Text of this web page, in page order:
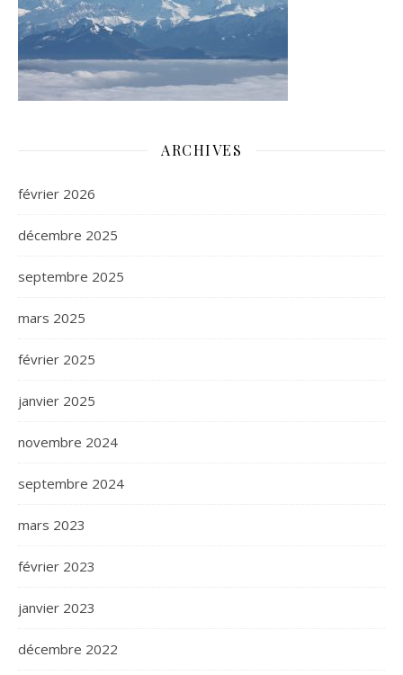
ARCHIVES
février 2026
décembre 2025
septembre 2025
mars 2025
février 2025
janvier 2025
novembre 2024
septembre 2024
mars 2023
février 2023
janvier 2023
décembre 2022